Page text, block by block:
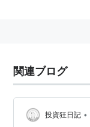
関連ブログ
投資狂日記 •